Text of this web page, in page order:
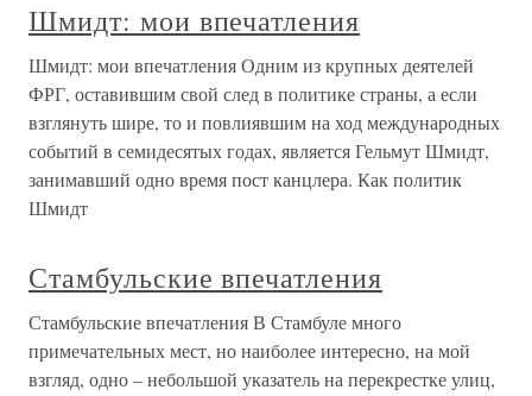
Шмидт: мои впечатления
Шмидт: мои впечатления Одним из крупных деятелей
ФРГ, оставившим свой след в политике страны, а если
взглянуть шире, то и повлиявшим на ход международных
событий в семидесятых годах, является Гельмут Шмидт,
занимавший одно время пост канцлера. Как политик
Шмидт
Стамбульские впечатления
Стамбульские впечатления В Стамбуле много
примечательных мест, но наиболее интересно, на мой
взгляд, одно – небольшой указатель на перекрестке улиц,